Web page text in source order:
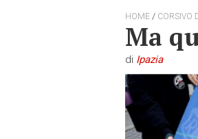
HOME / CORSIVO
Ma
di Ipazia